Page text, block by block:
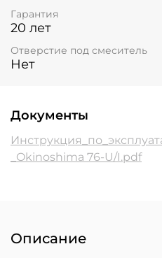
Гарантия
20 лет
Отверстие под смеситель
Нет
Документы
_Okinoshima 76-U/I.pdf
Описание